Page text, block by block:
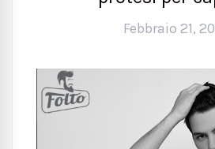
Febbraio 21,